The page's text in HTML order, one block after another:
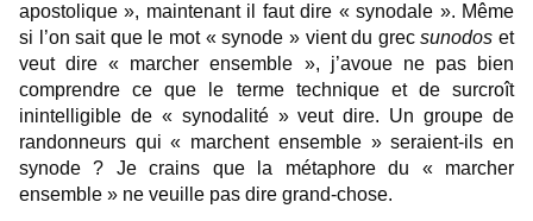
apostolique », maintenant il faut dire « synodale ». Même
si l’on sait que le mot « synode » vient du grecsunodos et
veut dire « marcher ensemble », j’avoue ne pas bien
comprendre ce que le terme technique et de surcroît
inintelligible de « synodalité » veut dire. Un groupe de
randonneurs qui « marchent ensemble » seraient-ils en
synode ? Je crains que la métaphore du « marcher
ensemble » ne veuille pas dire grand-chose.